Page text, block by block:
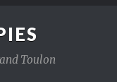
Toulon